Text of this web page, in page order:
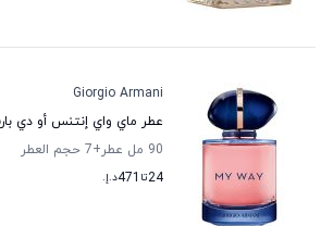
Giorgio Armani
عطر ماي واي إنتنس أو دي
90 مل عطر
+7
حجم العطر
24تا 471د.إ.